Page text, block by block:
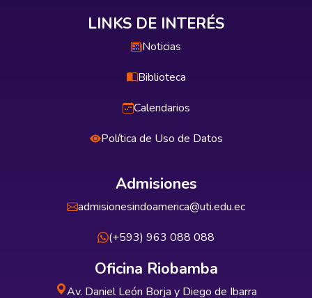
LINKS DE INTERÉS
Noticias
Biblioteca
Calendarios
Política de Uso de Datos
Admisiones
admisionesindoamerica@uti.edu.ec
(+593) 963 088 088
Oficina Riobamba
Av. Daniel León Borja y Diego de Ibarra